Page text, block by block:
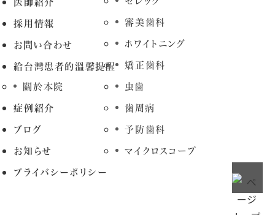
採用情報
お問い合わせ
給台灣患者的溫馨提醒
關於本院
症例紹介
ブログ
お知らせ
プライバシーポリシー
審美歯科
ホワイトニング
矯正歯科
虫歯
歯周病
予防歯科
マイクロスコープ